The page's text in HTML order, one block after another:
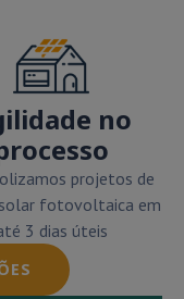
no
projetos de
fotovoltaica em
3 dias úteis